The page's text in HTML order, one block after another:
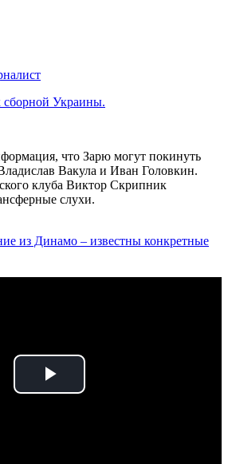
сборной Украины.
что Зарю могут покинуть
Вакула и Иван Головкин.
клуба Виктор Скрипник
слухи.
из Динамо – известны конкретные
Play